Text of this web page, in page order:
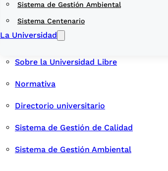
Sistema de Gestión Ambiental
Sistema Centenario
La Universidad
Sobre la Universidad Libre
Normativa
Directorio universitario
Sistema de Gestión de Calidad
Sistema de Gestión Ambiental